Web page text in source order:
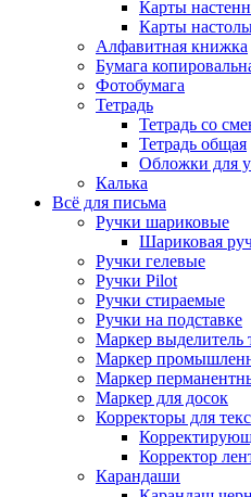
Карты
Карты
Алфавитная книжка
Бумага
Фотобумага
Тетрадь
Тетрадь со
Тетрадь общая
Обложки для
Калька
Всё для письма
Ручки шариковые
Шариковая
Ручки гелевые
Ручки Pilot
Ручки стираемые
Ручки на подставке
Маркер выделитель
Маркер
Маркер
Маркер для досок
Корректоры для
Корректор
Карандаши